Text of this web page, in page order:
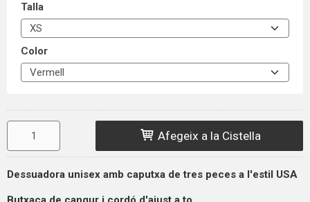
Talla
Color
Afegeix a la Cistella
Dessuadora unisex amb caputxa de tres peces a l'estil USA